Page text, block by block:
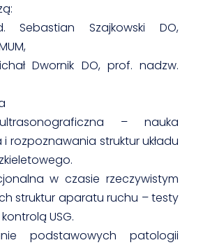
Szajkowski DO,
Dwornik DO, prof. nadzw.
– nauka
rozpoznawania struktur układu
w czasie rzeczywistym
struktur aparatu ruchu – testy
USG.
podstawowych patologii